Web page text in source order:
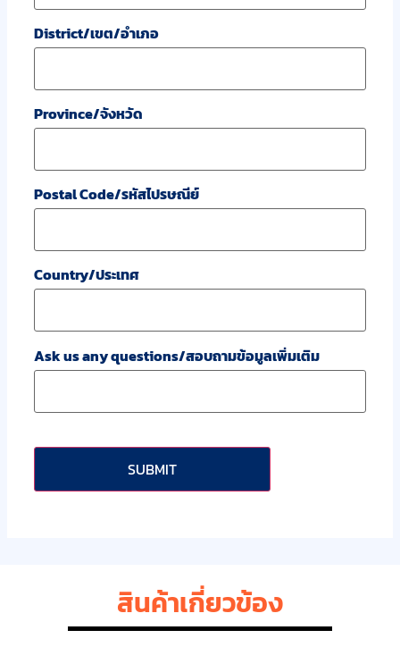
District/เขต/อำเภอ
Province/จังหวัด
Postal Code/รหัสไปรษณีย์
Country/ประเทศ
Ask us any questions/สอบถามข้อมูลเพิ่มเติม
สินค้าเกี่ยวข้อง